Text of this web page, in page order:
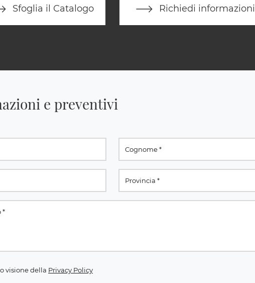
Sfoglia il Catalogo Richiedi informazioni
e preventivi
visione della Privacy Policy